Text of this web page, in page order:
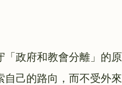
「政府和教會分離」的
自己的路向，而不受外